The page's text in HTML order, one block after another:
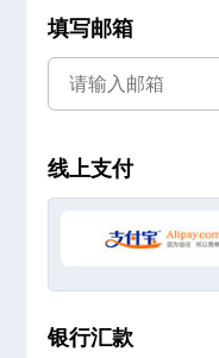
填写邮箱
线上支付
银行汇款